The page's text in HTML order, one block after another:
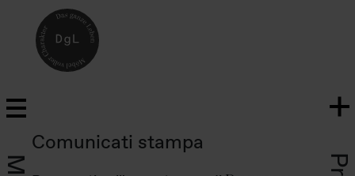
Comunicati stampa